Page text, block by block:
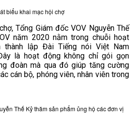
biểu khai mạc hội chợ
Tổng Giám đốc VOV Nguyễn Thế
năm 2020 nằm trong chuỗi hoạt
lập Đài Tiếng nói Việt Nam
là hoạt động không chỉ gói gọn
đoàn mà qua đó giúp tăng cường
cán bộ, phóng viên, nhân viên trong
Thế Kỷ thăm sản phẩm ủng hộ các đơn vị